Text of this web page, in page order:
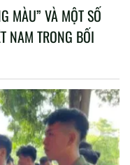
MÀU” VÀ MỘT SỐ
NAM TRONG BỐI